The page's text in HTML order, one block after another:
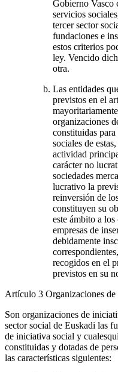
Gobierno Vasco
servicios
tercer sector
fundaciones e
estos criterios
ley. Vencido
otra.
Las entidades
previstos en el
organizaciones
constituidas
sociales de
actividad
carácter no
sociedades
lucrativo la
reinversión de
constituyen su
este ámbito a los
empresas de
debidamente
recogidos en el
previstos en su
Artículo 3 Organizaciones
Son organizaciones de
sector social de Euskadi las
de iniciativa social y
constituidas y dotadas de
las características siguientes: